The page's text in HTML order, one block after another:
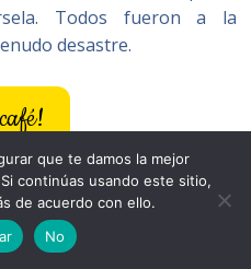
Todos fueron a la
desastre.
(basado en 0 reseñas)
que te damos la mejor
continúas usando este sitio,
de acuerdo con ello.
No